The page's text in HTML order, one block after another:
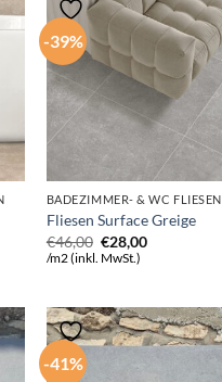
-39%
BADEZIMMER- & WC FLIESEN
Fliesen Surface Greige
€46,00 Ursprünglicher
Preis
€28,00Aktueller
/m2 (inkl. MwSt.)
-41%